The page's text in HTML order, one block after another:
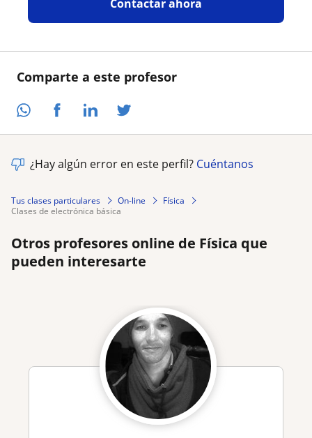
Comparte a este profesor
Contactar ahora
¿Hay algún error en este perfil? Cuéntanos
Tus clases particulares On-line
Física
clases de electrónica básica
Otros profesores online de Física que
pueden interesarte